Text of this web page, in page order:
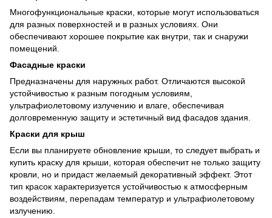
Многофункциональные краски, которые могут использоваться
для разных поверхностей и в разных условиях. Они
обеспечивают хорошее покрытие как внутри, так и снаружи
помещений.
Фасадные краски
Предназначены для наружных работ. Отличаются высокой
устойчивостью к разным погодным условиям,
ультрафиолетовому излучению и влаге, обеспечивая
долговременную защиту и эстетичный вид фасадов здания.
Краски для крыш
Если вы планируете обновление крыши, то следует выбрать и
купить краску для крыши, которая обеспечит не только защиту
кровли, но и придаст желаемый декоративный эффект. Этот
тип красок характеризуется устойчивостью к атмосферным
воздействиям, перепадам температур и ультрафиолетовому
излучению.